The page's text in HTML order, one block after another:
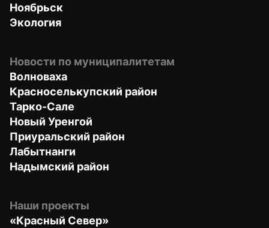
Ноябрьск
Экология
Новости по муниципалитетам
Волноваха
Красноселькупский район
Тарко-Сале
Новый Уренгой
Приуральский район
Лабытнанги
Надымский район
Наши проекты
«Красный Север»